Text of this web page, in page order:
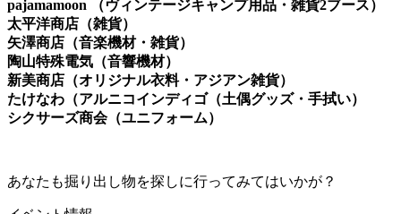
pajamamoon （ヴィンテージキャンプ用品・雑貨2ブース）
太平洋商店（雑貨）
矢澤商店（音楽機材・雑貨）
陶山特殊電気（音響機材）
新美商店（オリジナル衣料・アジアン雑貨）
たけなわ（アルニコインディゴ（土偶グッズ・手拭い）
シクサーズ商会（ユニフォーム）
あなたも掘り出し物を探しに行ってみてはいかが？